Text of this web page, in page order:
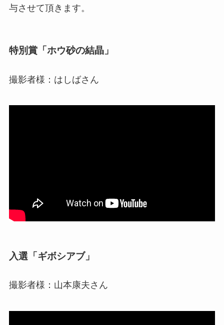
与させて頂きます。
特別賞「ホウ砂の結晶」
撮影者様：はしばさん
入選「ギボシアブ」
撮影者様：山本康夫さん